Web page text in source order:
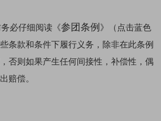
务必仔细阅读《参团条例 》（点击蓝色
条款和条件下履行义务，除非在此条例
否则如果产生任何间接性，补偿性，偶
赔偿。